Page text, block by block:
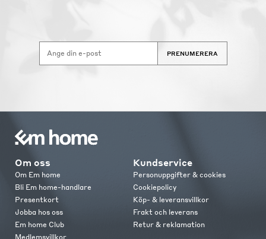
PRENUMERERA
Om oss
Om Em home
Bli Em home-handlare
Presentkort
Jobba hos oss
Em home Club
Medlemsvillkor
Kundservice
Personuppgifter & cookies
Cookiepolicy
Köp- & leveransvillkor
Frakt och leverans
Retur & reklamation